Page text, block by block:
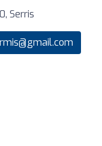
Serris